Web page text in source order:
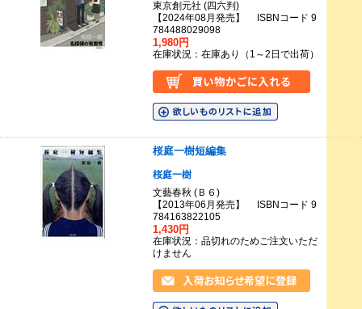
東京創元社 (四六判)
【2024年08月発売】 ISBNコード 9
784488029098
1,980円
在庫状況：在庫あり（1～2日で出荷）
桜庭一樹短編集
桜庭一樹
文藝春秋 (Ｂ６)
【2013年06月発売】 ISBNコード 9
784163822105
1,430円
在庫状況：品切れのためご注文いただ
けません